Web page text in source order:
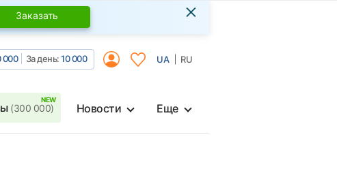
Заказать ×
000 За день:10 000 UA RU
(300 000) Новости Еще